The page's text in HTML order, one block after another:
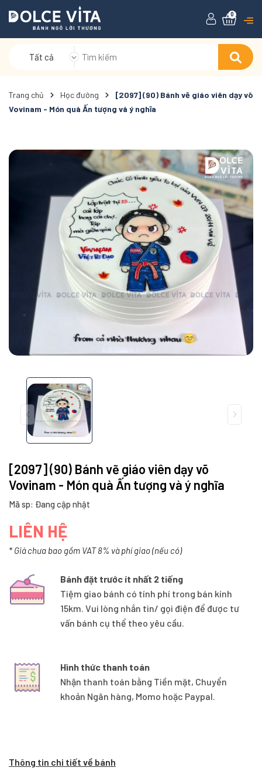
Tất cả
0
Trang chủ Học đường
[2097] (90) Bánh vẽ giáo viên dạy võ
Vovinam - Món quà Ấn tượng và ý nghĩa
[2097] (90) Bánh vẽ giáo viên dạy võ
Vovinam - Món quà Ấn tượng và ý nghĩa
Mã sp: Đang cập nhật
LIÊN HỆ
* Giá chưa bao gồm VAT 8% và phí giao (nếu có)
Bánh đặt trước ít nhất 2 tiếng
Tiệm giao bánh có tính phí trong bán kính
15km. Vui lòng nhắn tin/ gọi điện để được tư
vấn bánh cụ thể theo yêu cầu.
Hình thức thanh toán
Nhận thanh toán bằng Tiền mặt, Chuyển
khoản Ngân hàng, Momo hoặc Paypal.
Thông tin chi tiết về bánh